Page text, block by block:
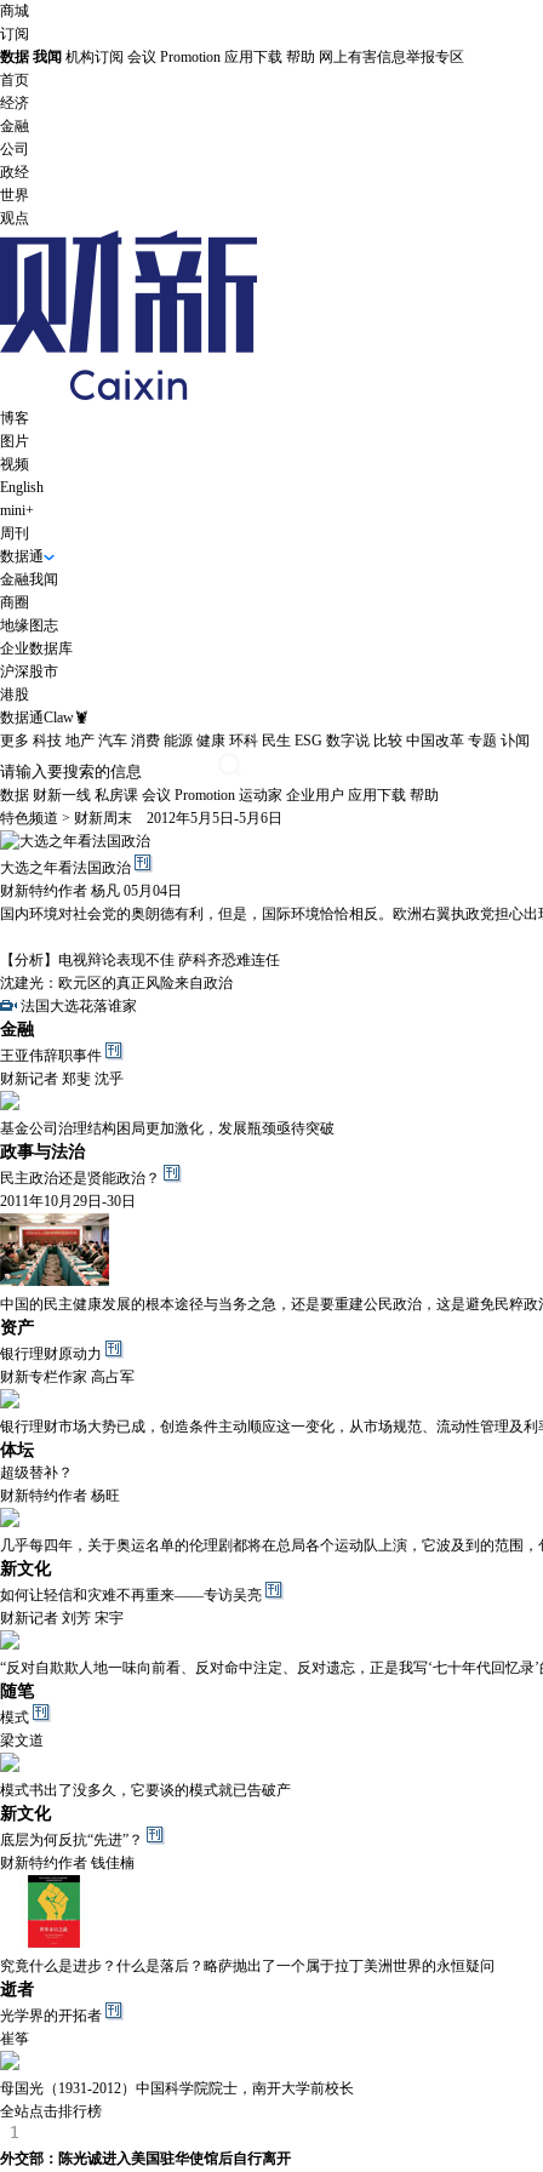
商城
订阅
数据 我闻 机构订阅 会议 Promotion 应用下载 帮助 网上有害信息举报专区
首页
经济
金融
公司
政经
世界
观点
博客
图片
视频
English
mini+
周刊
数据通
金融我闻
商圈
地缘图志
企业数据库
沪深股市
港股
数据通Claw🦞
更多 科技 地产 汽车 消费 能源 健康 环科 民生 ESG 数字说 比较 中国改革 专题 讣闻
数据 财新一线 私房课 会议 Promotion 运动家 企业用户 应用下载 帮助
特色频道 > 财新周末 2012年5月5日-5月6日
大选之年看法国政治
财新特约作者 杨凡 05月04日
国内环境对社会党的奥朗德有利，但是，国际环境恰恰相反。欧洲右翼执政党担心出
【分析】电视辩论表现不佳 萨科齐恐难连任
沈建光：欧元区的真正风险来自政治
法国大选花落谁家
金融
王亚伟辞职事件
财新记者 郑斐 沈乎
基金公司治理结构困局更加激化，发展瓶颈亟待突破
政事与法治
民主政治还是贤能政治？
2011年10月29日-30日
中国的民主健康发展的根本途径与当务之急，还是要重建公民政治，这是避免民粹政
资产
银行理财原动力
财新专栏作家 高占军
银行理财市场大势已成，创造条件主动顺应这一变化，从市场规范、流动性管理及
体坛
超级替补？
财新特约作者 杨旺
几乎每四年，关于奥运名单的伦理剧都将在总局各个运动队上演，它波及到的范围
新文化
如何让轻信和灾难不再重来——专访吴亮
财新记者 刘芳 宋宇
“反对自欺欺人地一味向前看、反对命中注定、反对遗忘，正是我写‘七十年代回忆
随笔
模式
梁文道
模式书出了没多久，它要谈的模式就已告破产
新文化
底层为何反抗“先进”？
财新特约作者 钱佳楠
究竟什么是进步？什么是落后？略萨抛出了一个属于拉丁美洲世界的永恒疑问
逝者
光学界的开拓者
崔筝
母国光（1931-2012）中国科学院院士，南开大学前校长
全站点击排行榜
外交部：陈光诚进入美国驻华使馆后自行离开